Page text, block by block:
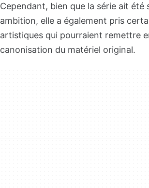
Cependant, bien que la série ait été
ambition, elle a également pris
artistiques qui pourraient remettre
canonisation du matériel original.